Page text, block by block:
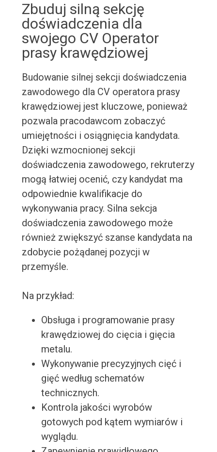
Zbuduj silną sekcję
doświadczenia dla
swojego CV Operator
prasy krawędziowej
Budowanie silnej sekcji doświadczenia
zawodowego dla CV operatora prasy
krawędziowej jest kluczowe, ponieważ
pozwala pracodawcom zobaczyć
umiejętności i osiągnięcia kandydata.
Dzięki wzmocnionej sekcji
doświadczenia zawodowego, rekruterzy
mogą łatwiej ocenić, czy kandydat ma
odpowiednie kwalifikacje do
wykonywania pracy. Silna sekcja
doświadczenia zawodowego może
również zwiększyć szanse kandydata na
zdobycie pożądanej pozycji w
przemyśle.
Na przykład:
Obsługa i programowanie prasy
krawędziowej do cięcia i gięcia
metalu.
Wykonywanie precyzyjnych cięć i
gięć według schematów
technicznych.
Kontrola jakości wyrobów
gotowych pod kątem wymiarów i
wyglądu.